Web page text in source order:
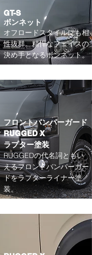
GT-S
​ボンネット
​オフロードスタイルにも相
性抜群。精悍なフェイスの
決め手となるボンネット。
フロントバンパーガード
RUGGED X
​ラプター塗装
RUGGEDの代名詞ともい
えるフロントバンパーガー
ドをラプターライナー塗
装。